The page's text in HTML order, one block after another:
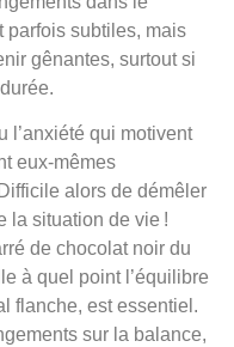
parfois subtiles, mais
gênantes, surtout si
l’anxiété qui motivent
eux-mêmes
alors de démêler
la situation de vie !
de chocolat noir du
à quel point l’équilibre
flanche, est essentiel.
sur la balance,